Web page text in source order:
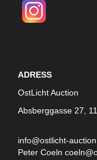
ADRESS
OstLicht Auction
Absberggasse 27,
info@ostlicht-
Peter Coeln